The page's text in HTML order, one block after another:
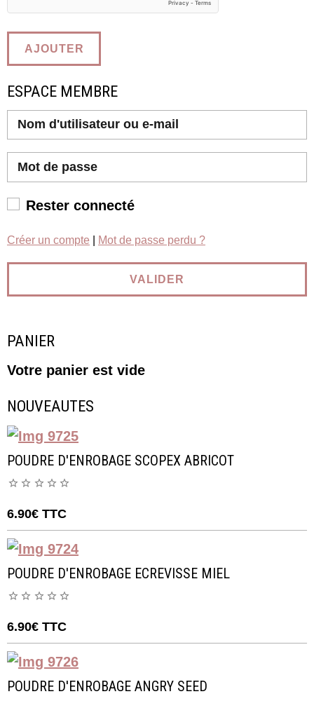
AJOUTER
ESPACE MEMBRE
Rester connecté
Créer un compte Mot de passe perdu ?
VALIDER
PANIER
Votre panier est vide
NOUVEAUTES
POUDRE D'ENROBAGE SCOPEX ABRICOT
6.90€ TTC
POUDRE D'ENROBAGE ECREVISSE MIEL
6.90€ TTC
POUDRE D'ENROBAGE ANGRY SEED